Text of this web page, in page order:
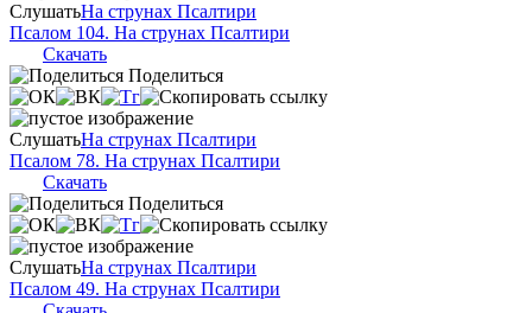
СлушатьНа струнах Псалтири
Псалом 104. На струнах Псалтири
Скачать
Поделиться
СлушатьНа струнах Псалтири
Псалом 78. На струнах Псалтири
Скачать
Поделиться
СлушатьНа струнах Псалтири
Псалом 49. На струнах Псалтири